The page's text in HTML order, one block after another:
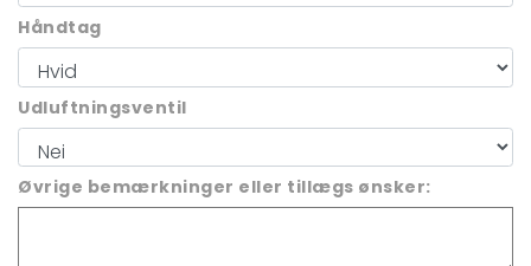
Håndtag
Udluftningsventil
Øvrige bemærkninger eller tillægs ønsker: